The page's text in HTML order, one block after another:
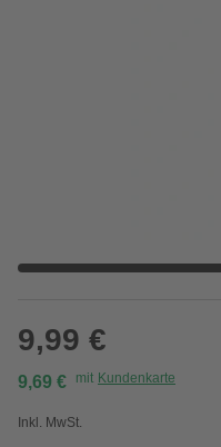
9,99 €
9,69 € mit Kundenkarte
Inkl. MwSt.